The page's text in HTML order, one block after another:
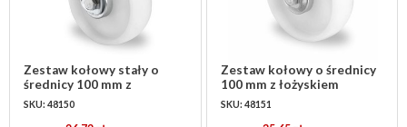
Zestaw kołowy stały o
średnicy 100 mm z
łożyskiem rolkowym - PA
biały
SKU: 48150
Zestaw kołowy o średnicy
100 mm z łożyskiem
rolkowym - PA
SKU: 48151